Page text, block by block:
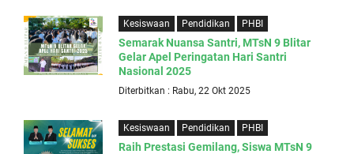
Kesiswaan Pendidikan PHBI
Semarak Nuansa Santri, MTsN 9 Blitar
Gelar Apel Peringatan Hari Santri
Nasional 2025
Diterbitkan : Rabu, 22 Okt 2025
Kesiswaan Pendidikan PHBI
Raih Prestasi Gemilang, Siswa MTsN 9